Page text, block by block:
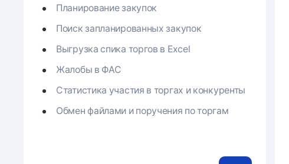
Планирование закупок
Поиск запланированных закупок
Выгрузка спика торгов в Excel
Жалобы в ФАС
Статистика участия в торгах и конкуренты
Обмен файлами и поручения по торгам